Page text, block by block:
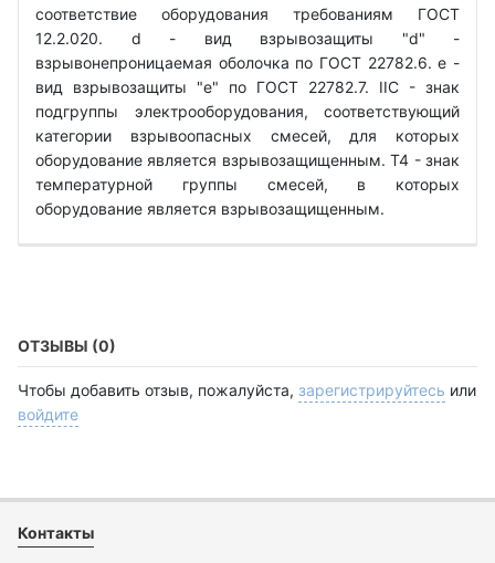
соответствие оборудования требованиям ГОСТ
12.2.020. d - вид взрывозащиты "d" -
взрывонепроницаемая оболочка по ГОСТ 22782.6. е -
вид взрывозащиты "е" по ГОСТ 22782.7. IIС - знак
подгруппы электрооборудования, соответствующий
категории взрывоопасных смесей, для которых
оборудование является взрывозащищенным. Т4 - знак
температурной группы смесей, в которых
оборудование является взрывозащищенным.
ОТЗЫВЫ (0)
Чтобы добавить отзыв, пожалуйста, зарегистрируйтесь или
войдите
Контакты